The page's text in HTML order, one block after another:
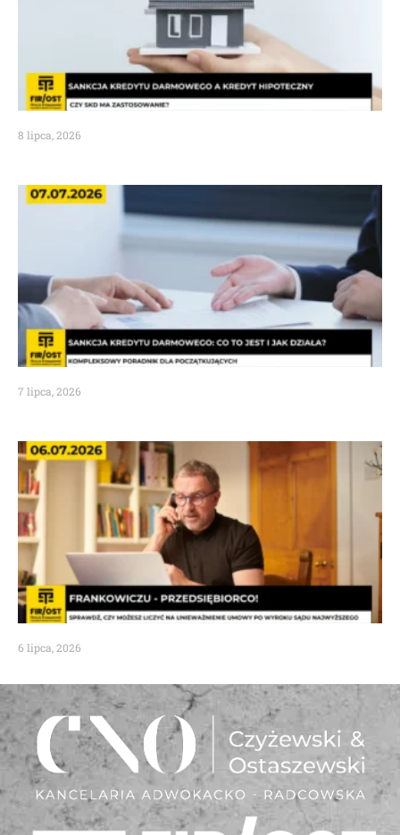
8 lipca, 2026
7 lipca, 2026
6 lipca, 2026